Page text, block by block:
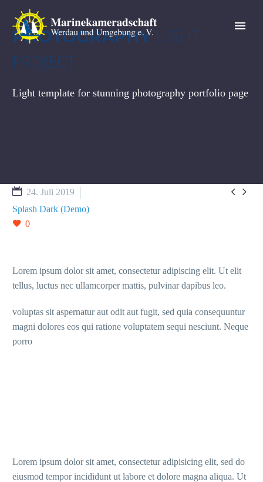
PHOTOGRAPHY LIGHT
PROJECT
Light template for stunning photography portfolio page
 
24. Juli 2019
Splash Dark (Demo)
0
Lorem ipsum dolor sit amet, consectetur adipiscing elit. Ut elit
tellus, luctus nec ullamcorper mattis, pulvinar dapibus leo.
voluptas sit aspernatur aut odit aut fugit, sed quia consequuntur
magni dolores eos qui ratione voluptatem sequi nesciunt. Neque
porro
Lorem ipsum dolor sit amet, consectetur adipisicing elit, sed do
eiusmod tempor incididunt ut labore et dolore magna aliqua. Ut